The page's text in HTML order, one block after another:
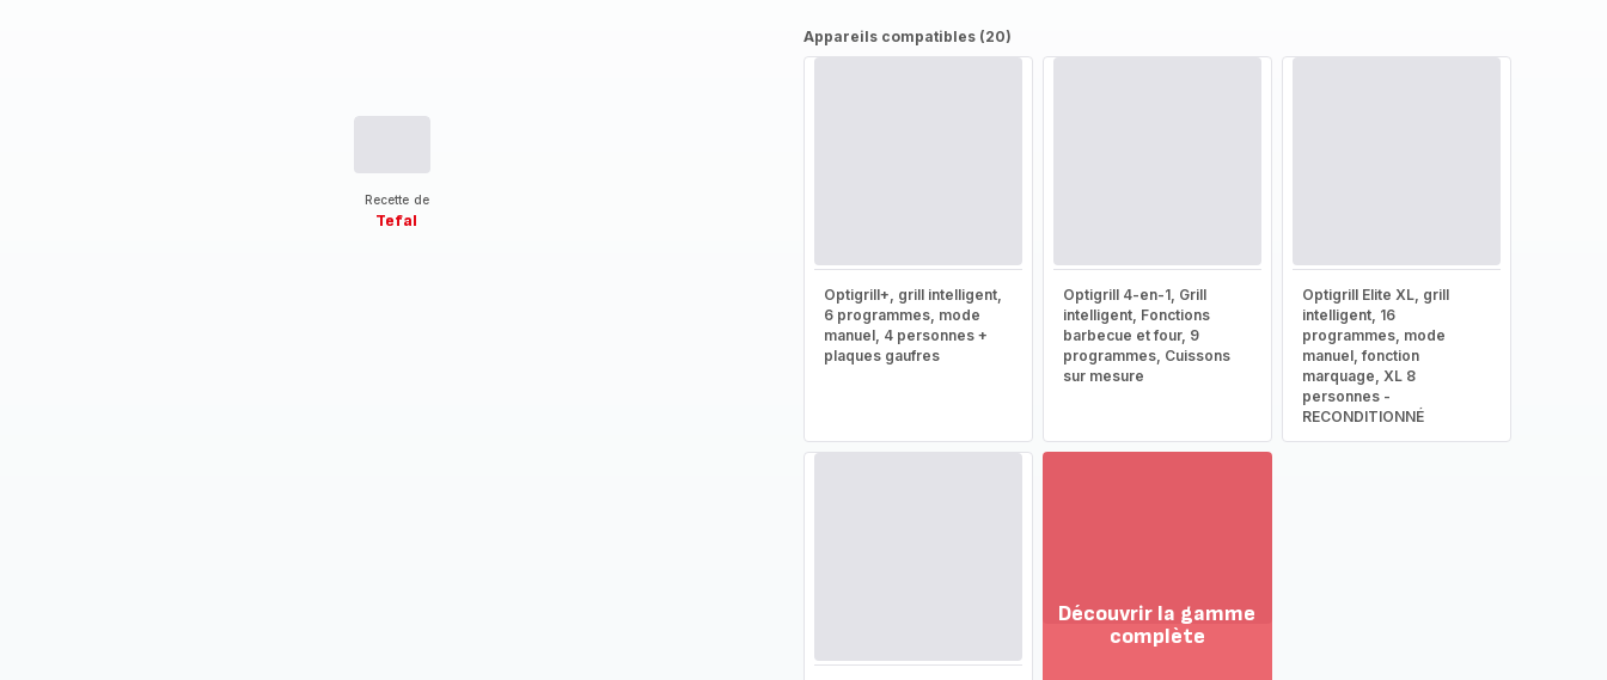
Recette de
Tefal
Appareils compatibles (20)
Optigrill+, grill intelligent,
6 programmes, mode
manuel, 4 personnes +
plaques gaufres
Optigrill 4-en-1, Grill
intelligent, Fonctions
barbecue et four, 9
programmes, Cuissons
sur mesure
Optigrill Elite XL, grill
intelligent, 16
programmes, mode
manuel, fonction
marquage, XL 8
personnes -
RECONDITIONNÉ
Découvrir la gamme
complète